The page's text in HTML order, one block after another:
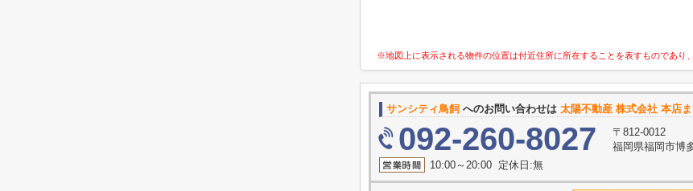
※地図上に表示される物件の位置は付近住所に所在することを表すものであり
サンシティ鳥飼 へのお問い合わせは 太陽不動産 株式会社 本店
092-260-8027
〒812-0012
福岡県福岡市博
10:00～20:00 定休日:無